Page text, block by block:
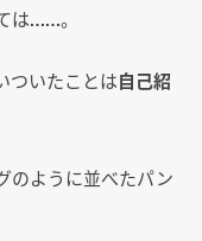
は……。
ついたことは自己紹
のように並べたパン